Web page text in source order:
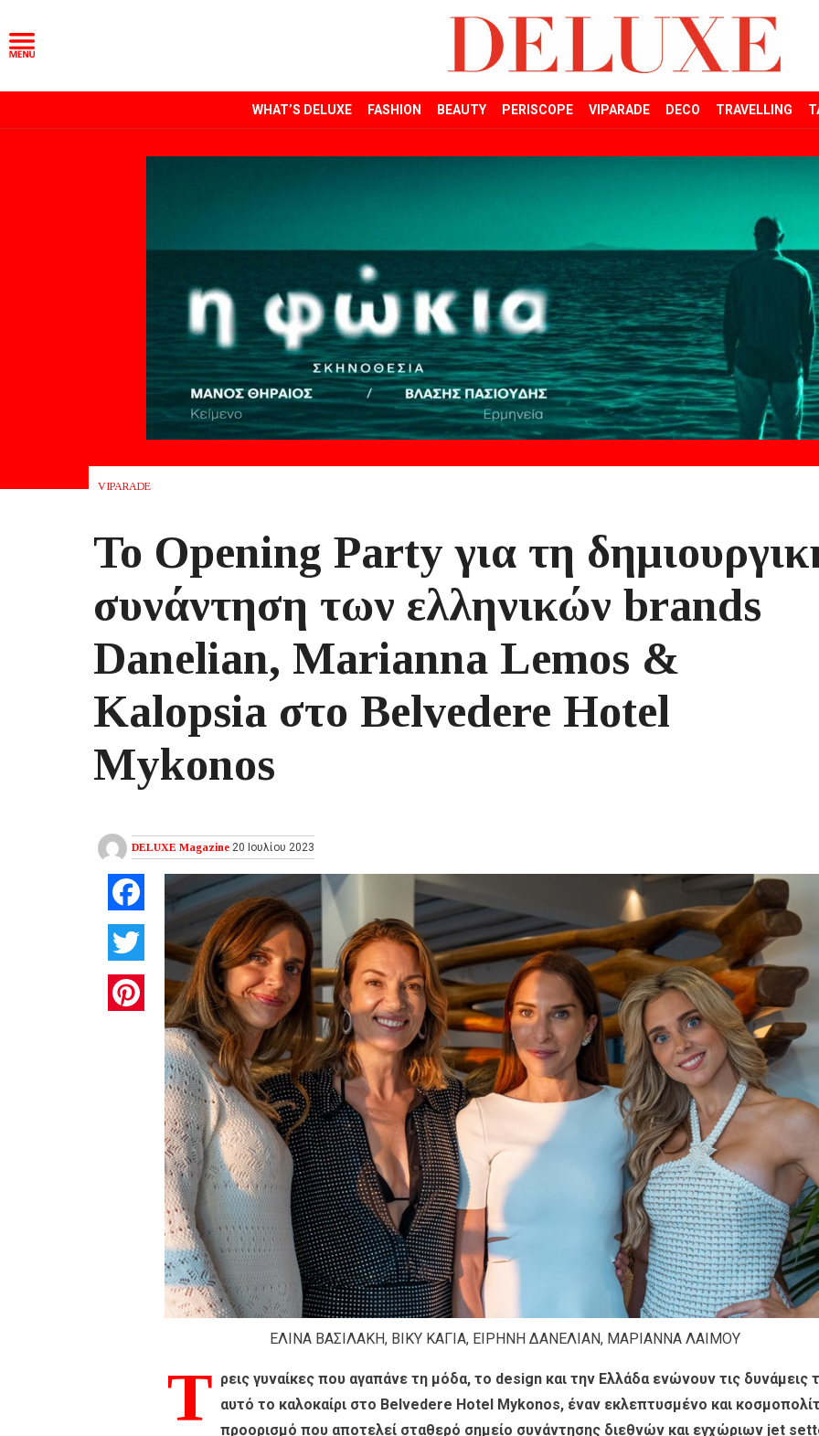
WHAT’S DELUXE FASHION BEAUTY PERISCOPE VIPARADE DECO TRAVELLING
VIPARADE
Το Opening Party για τη
συνάντηση των ελληνικών brands
Danelian, Marianna Lemos &
Kalopsia στο Belvedere Hotel
Mykonos
DELUXE Magazine 20 Ιουλίου 2023
Facebook
Twitter
Pinterest
ΕΛΙΝΑ ΒΑΣΙΛΑΚΗ, ΒΙΚΥ ΚΑΓΙΑ, ΕΙΡΗΝΗ ΔΑΝΕΛΙΑΝ, ΜΑΡΙΑΝΝΑ ΛΑΙΜΟΥ
Τ ρεις γυναίκες που αγαπάνε τη μόδα, το design και την Ελλάδα ενώνουν τις δυνάμεις
αυτό το καλοκαίρι στο Belvedere Hotel Mykonos, έναν εκλεπτυσμένο και
προορισμό που αποτελεί σταθερό σημείο συνάντησης διεθνών και εγχώριων jet